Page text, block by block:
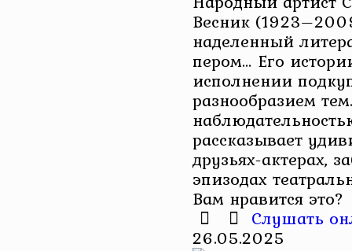
Весник
наделенный
пером… Его
исполнении
разнообразием
рассказывает
друзьях-актерах,
эпизодах
Вам нравится это?
Слушать
26.05.2025